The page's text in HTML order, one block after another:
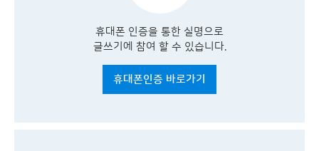
휴대폰 인증을 통한 실명으로
글쓰기에 참여 할 수 있습니다.
휴대폰인증 바로가기